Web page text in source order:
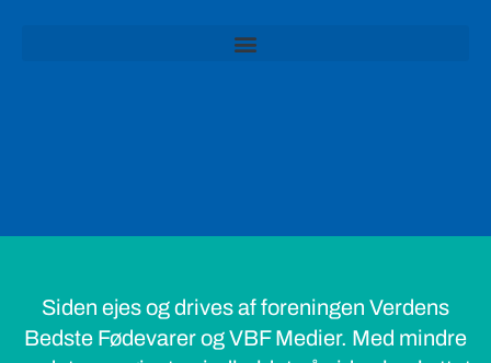
Siden ejes og drives af foreningen Verdens
Bedste Fødevarer og VBF Medier. Med mindre